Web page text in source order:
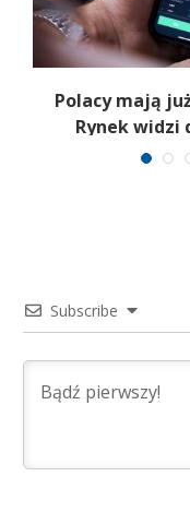
Polacy mają
Rynek widzi
Subscribe